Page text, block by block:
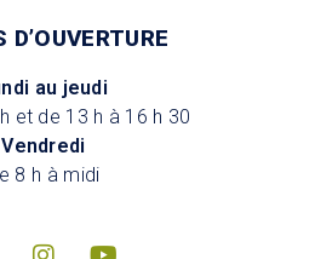
D’OUVERTURE
au jeudi
et de 13 h à 16 h 30
Vendredi
8 h à midi